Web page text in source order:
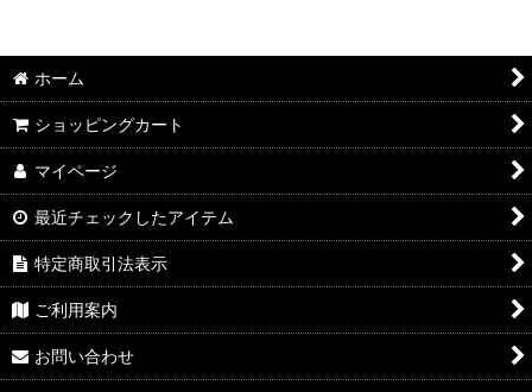
ホーム
ショッピングカート
マイページ
最近チェックしたアイテム
特定商取引法表示
ご利用案内
お問い合わせ